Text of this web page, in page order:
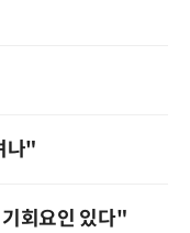
나"
회요인 있다"